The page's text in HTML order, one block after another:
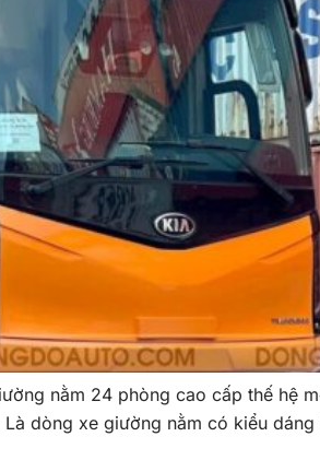
nằm 24 phòng cao cấp thế hệ
dòng xe giường nằm có kiểu dáng